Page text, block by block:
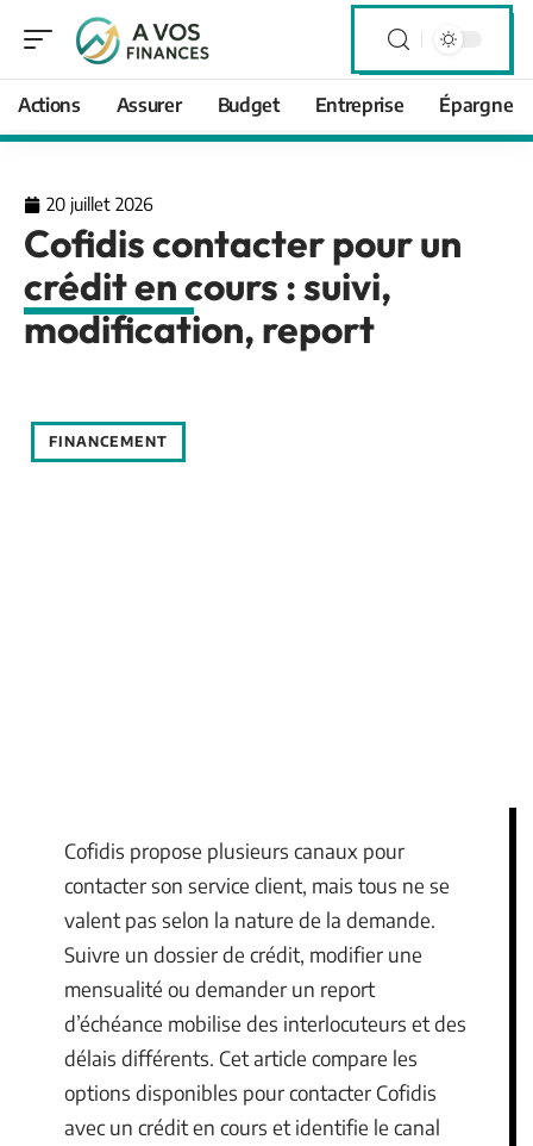
Actions Assurer Budget Entreprise Épargne
20 juillet 2026
Cofidis contacter pour un
crédit en cours : suivi,
modification, report
FINANCEMENT
Cofidis propose plusieurs canaux pour
contacter son service client, mais tous ne se
valent pas selon la nature de la demande.
Suivre un dossier de crédit, modifier une
mensualité ou demander un report
d’échéance mobilise des interlocuteurs et des
délais différents. Cet article compare les
options disponibles pour contacter Cofidis
avec un crédit en cours et identifie le canal